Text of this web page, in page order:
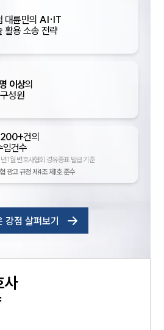
대륜만의 AI·IT
활용 소송 전략
이상의
성원
건의
임건수
1월 변호사협회 경유증표 발급 기준
광고 규정 제4조 제1호 준수
강점 살펴보기